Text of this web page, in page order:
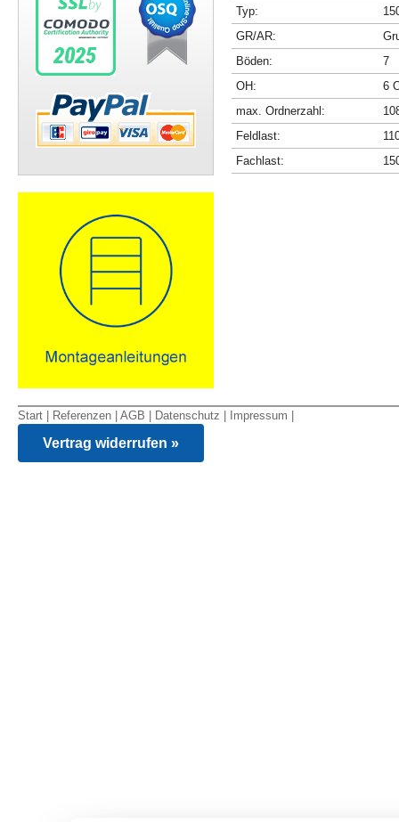
Typ:
GR/AR:
Böden:
7
OH:
6
max. Ordnerzahl:
Feldlast:
Fachlast:
Start Referenzen AGB Datenschutz Impressum
Vertrag widerrufen »